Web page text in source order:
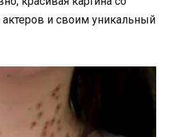
и своим уникальный